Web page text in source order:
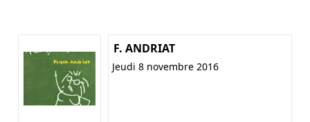
F. ANDRIAT
Jeudi 8 novembre 2016